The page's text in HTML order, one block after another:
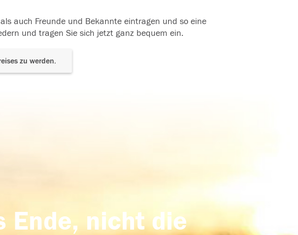
auch Freunde und Bekannte eintragen und so eine
und tragen Sie sich jetzt ganz bequem ein.
zu werden.
Ende, nicht die